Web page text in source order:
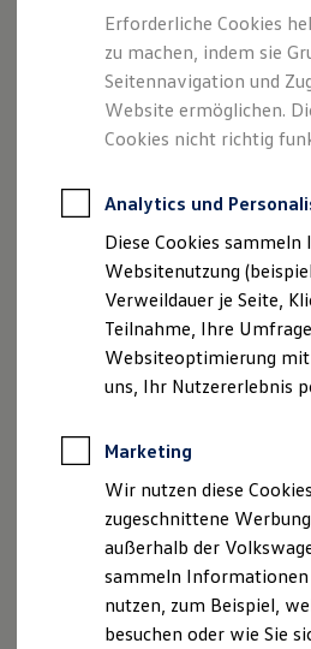
Leasing
Leasing-Angebote
Gebrauchtwagen
Junge
Elektroauto Leasing
Kleinwagen-Leasing
Leasing ohne
Autokredit mit
Versicherungen und
Kfz-Versicherung
Garantien
Wartungsverträge
Geschäftskunden
Professional Class
Großkunden
Behörden
Anpfiff zum Gewinn
Elektroautos
ID. Tutorials
Elektrofahrzeugkonzepte
Reichweite
Reichweite der ID.
Reichweite im
Eine Spur
neue
ID. Polo
Impressum & Rechtliches
Erforderliche Cookies
zu machen, indem sie
Seitennavigation und
Website ermöglichen.
Cookies nicht richtig
Analytics und
Diese Cookies
Websitenutzung
Verweildauer je Seite,
Teilnahme, Ihre
Websiteoptimierung
uns, Ihr Nutzererlebnis
Marketing
Wir nutzen diese
zugeschnittene
außerhalb der
sammeln Informationen
nutzen, zum Beispiel,
besuchen oder wie Sie